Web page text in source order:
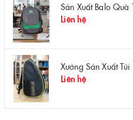
Liên hệ
Liên hệ